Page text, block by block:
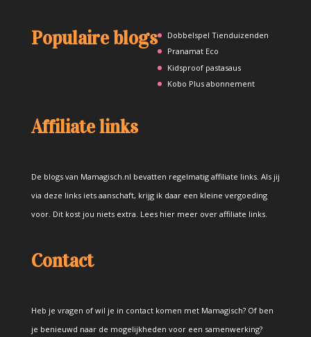
Populaire blogs
Dobbelspel Tienduizenden
Pranamat Eco
Kidsproof pastasaus
Kobo Plus abonnement
Affiliate links
De blogs van Mamagisch.nl bevatten regelmatig affiliate links. Als jij
via deze links iets aanschaft, krijg ik daar een kleine vergoeding
voor. Dit kost jou niets extra. Lees hier meer over affiliate links.
Contact
Heb je vragen of wil je in contact komen met Mamagisch? Of ben
je benieuwd naar de mogelijkheden voor een samenwerking?